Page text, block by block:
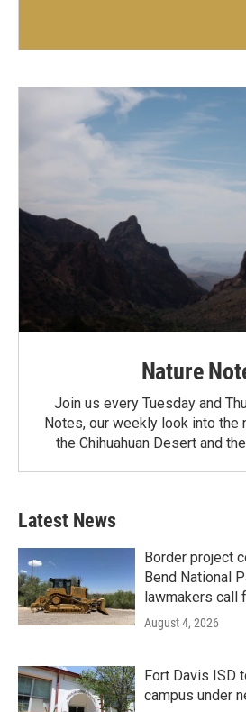
Nature
Join us every Tuesday and
Notes, our weekly look into the
the Chihuahuan Desert and
Latest News
Border project
Bend National
lawmakers call
August 4, 2026
Fort Davis ISD
campus under